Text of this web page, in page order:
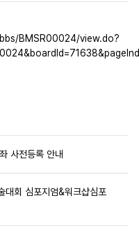
BMSR00024/view.do?
사전등록 안내
회 심포지엄&워크샵심포